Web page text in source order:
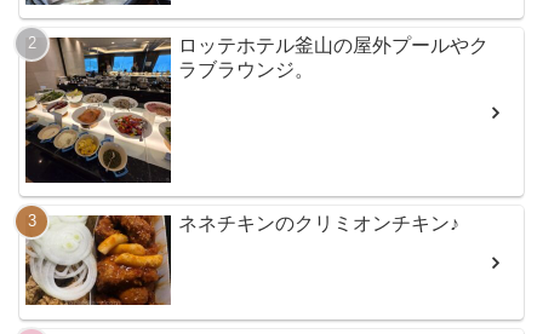
ロッテホテル釜山の屋外プールやク
ラブラウンジ。
ネネチキンのクリミオンチキン♪